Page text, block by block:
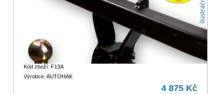
Kód zboží: F13A
Výrobce: AUTOHAK
4 875 Kč